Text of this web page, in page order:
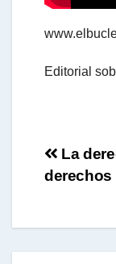
p
Editorial
La
derechos